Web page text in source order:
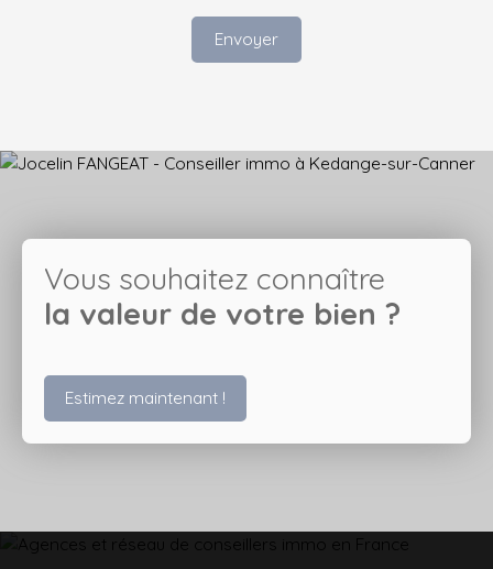
Envoyer
Vous souhaitez connaître
la valeur de votre bien ?
Estimez maintenant !